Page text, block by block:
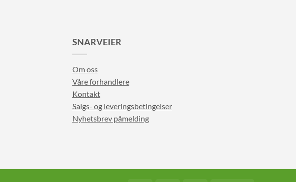
SNARVEIER
Om oss
Våre forhandlere
Kontakt
Salgs- og leveringsbetingelser
Nyhetsbrev påmelding